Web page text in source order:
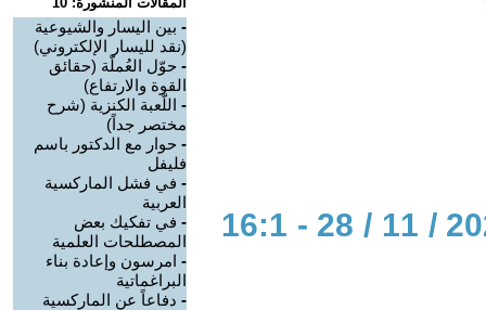
الحوار المتمدن-العدد: 8175 - 2024 / 11 / 28 - 16:1
- بين اليسار والشيوعية
(نقد لليسار الإلكتروني)
- حوّل العُملّة (حقائق
القوة والارتفاع)
- اللّعبة الكنزية (شرح
مختصر جداً)
- حوار مع الدكتور باسم
فليفل
- في فشل الماركسية
العربية
- في تفكيك بعض
المصطلحات العلمية
- امرسون وإعادة بناء
البراغماتية
- دفاعاً عن الماركسية